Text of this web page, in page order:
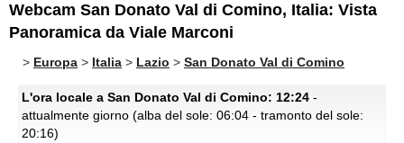
Webcam San Donato Val di Comino, Italia: Vista
Panoramica da Viale Marconi
> Europa > Italia > Lazio > San Donato Val di Comino
L'ora locale a San Donato Val di Comino: 12:24 -
attualmente giorno (alba del sole: 06:04 - tramonto del sole:
20:16)